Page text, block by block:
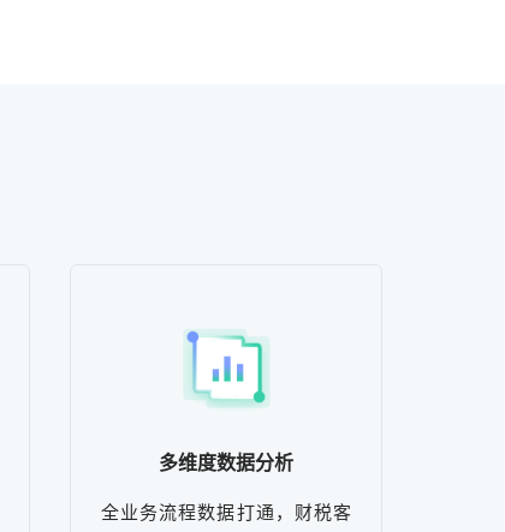
多维度数据分析
全业务流程数据打通，财税客